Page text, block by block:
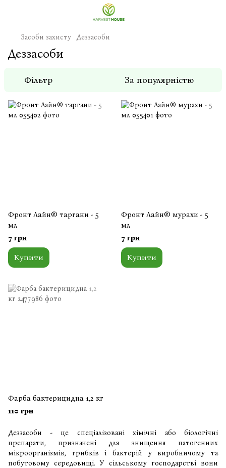
Засоби захисту Деззасоби
Деззасоби
Фільтр За популярністю
Фронт Лайн® таргани - 5
мл
7 грн
Купити
Фронт Лайн® мурахи - 5
мл
7 грн
Купити
Фарба бактерицидна 1,2 кг
110 грн
Деззасоби - це спеціалізовані хімічні або біологічні
препарати, призначені для знищення патогенних
мікроорганізмів, грибків і бактерій у виробничому та
побутовому середовищі. У сільському господарстві вони